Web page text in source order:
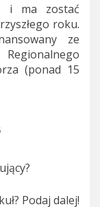
i ma zostać
roku.
ze
(ponad 15
Podaj dalej!